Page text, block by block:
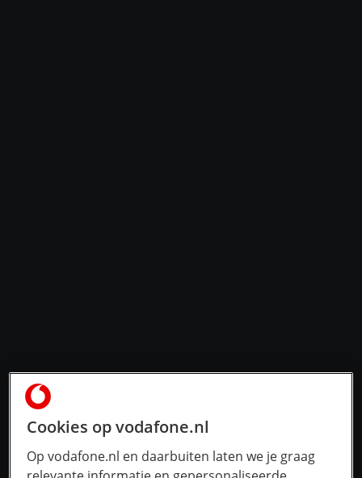
Cookies op vodafone.nl
Op vodafone.nl en daarbuiten laten we je graag